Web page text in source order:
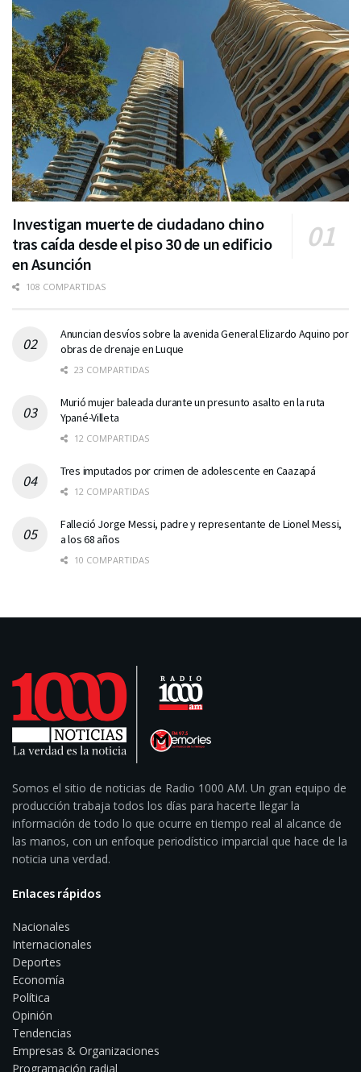
Investigan muerte de ciudadano chino
tras caída desde el piso 30 de un edificio
en Asunción
108 COMPARTIDAS
Anuncian desvíos sobre la avenida General Elizardo Aquino por
obras de drenaje en Luque
23 COMPARTIDAS
Murió mujer baleada durante un presunto asalto en la ruta
Ypané-Villeta
12 COMPARTIDAS
Tres imputados por crimen de adolescente en Caazapá
12 COMPARTIDAS
Falleció Jorge Messi, padre y representante de Lionel Messi,
a los 68 años
10 COMPARTIDAS
Somos el sitio de noticias de Radio 1000 AM. Un gran equipo de
producción trabaja todos los días para hacerte llegar la
información de todo lo que ocurre en tiempo real al alcance de
las manos, con un enfoque periodístico imparcial que hace de la
noticia una verdad.
Enlaces rápidos
Nacionales
Internacionales
Deportes
Economía
Política
Opinión
Tendencias
Empresas & Organizaciones
Programación radial